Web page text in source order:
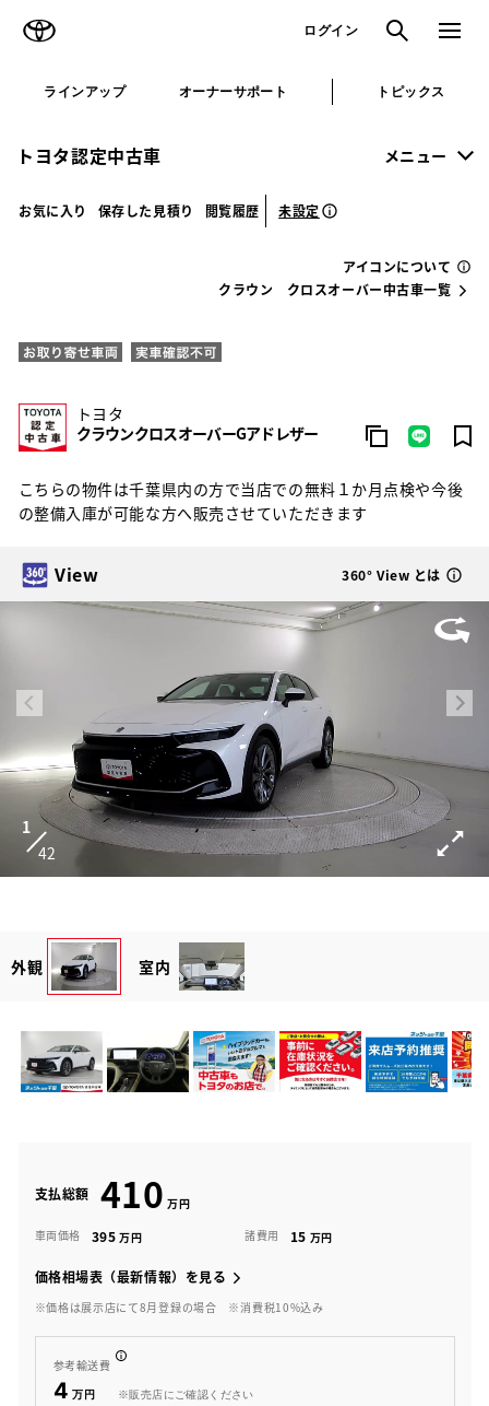
ログイン 検索 メニュ
ラインアップ オーナーサポート トピックス
トヨタ認定中古車 メニュー
お気に入り 保存した見積り 閲覧履歴 未設定
アイコンについて
クラウン クロスオーバー中古車一覧
トヨタ
クラウンクロスオーバーGアドレザー
こちらの物件は千葉県内の方で当店での無料１か月点検や今後
の整備入庫が可能な方へ販売させていただきます
View 360° View とは
1
42
外観 室内
支払総額 410
車両価格 395 諸費用 15
価格相場表（最新情報）を見る
※価格は展示店にて8月登録の場合 ※消費税10%込み
参考輸送費
4 ※販売店にご確認ください